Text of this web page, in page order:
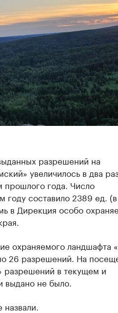
разрешений на
увеличилось в два
года. Число
составило 2389 ед.
в Дирекция особо
охраняемого ландшафта
26 разрешений. На
разрешений в текущем и
выдано не было.